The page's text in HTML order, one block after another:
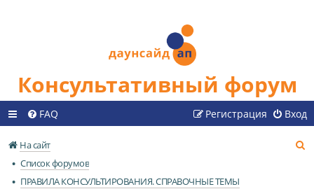
Консультативный форум
FAQ Вход
Регистрация
На сайт
Список форумов
ПРАВИЛА КОНСУЛЬТИРОВАНИЯ. СПРАВОЧНЫЕ ТЕМЫ